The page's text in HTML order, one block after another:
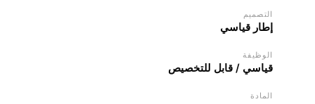
التصميم
إطار قياسي
الوظيفة
قياسي / قابل للتخصيص
المادة